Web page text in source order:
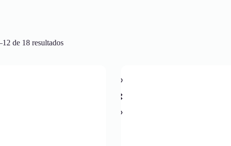
de 18 resultados